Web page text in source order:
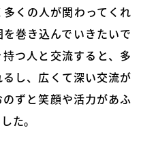
くの人が関わってくれ
巻き込んでいきたいで
つ人と交流すると、多
し、広くて深い交流が
ずと笑顔や活力があふ
た。